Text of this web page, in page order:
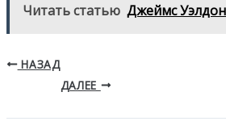
Читать статью Джеймс
НАЗАД
ДАЛЕЕ